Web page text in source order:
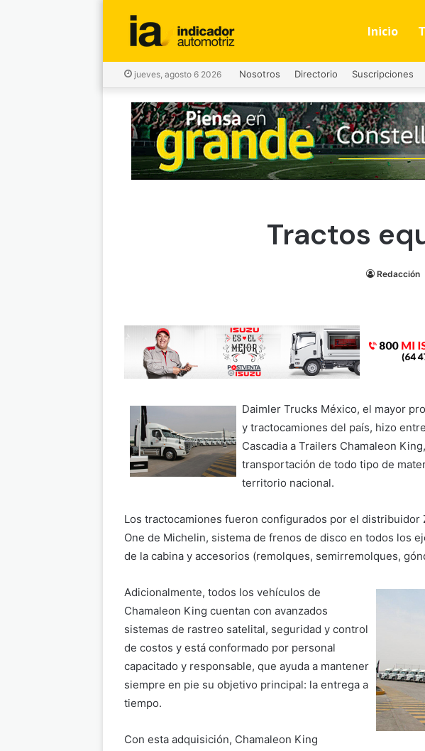
Inicio
jueves, agosto 6 2026 Nosotros Directorio Suscripciones
Tractos
Redacción
Daimler Trucks México, el mayor
y tractocamiones del país, hizo
Cascadia a Trailers Chamaleon
transportación de todo tipo de
territorio nacional.
Los tractocamiones fueron configurados por el distribuidor
One de Michelin, sistema de frenos de disco en todos los
de la cabina y accesorios (remolques, semirremolques,
Adicionalmente, todos los vehículos de
Chamaleon King cuentan con avanzados
sistemas de rastreo satelital, seguridad y control
de costos y está conformado por personal
capacitado y responsable, que ayuda a mantener
siempre en pie su objetivo principal: la entrega a
tiempo.
Con esta adquisición, Chamaleon King